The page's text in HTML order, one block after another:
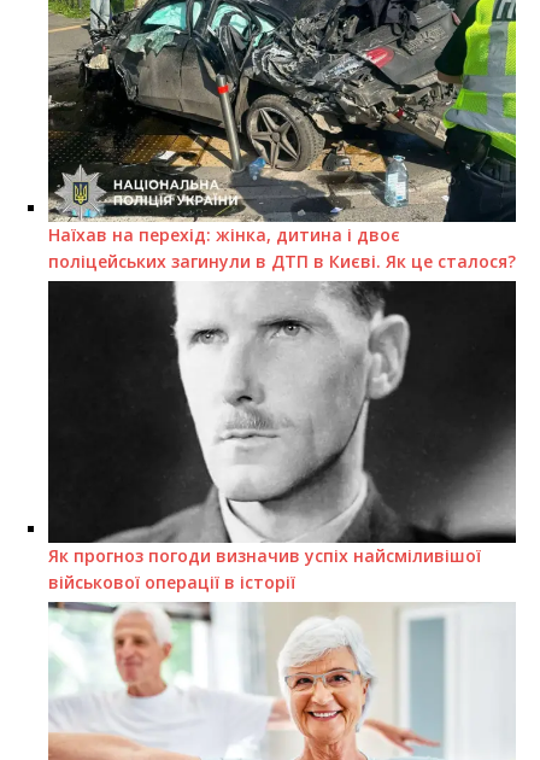
Наїхав на перехід: жінка, дитина і двоє
поліцейських загинули в ДТП в Києві. Як це сталося?
Як прогноз погоди визначив успіх найсміливішої
військової операції в історії